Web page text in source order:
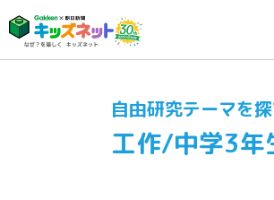
自由研究テーマを
工作/中学3年